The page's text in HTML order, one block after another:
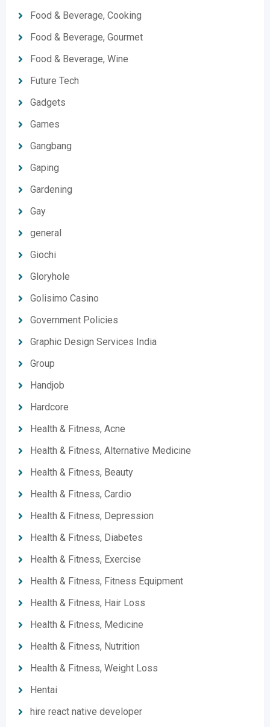
Food & Beverage, Cooking
Food & Beverage, Gourmet
Food & Beverage, Wine
Future Tech
Gadgets
Games
Gangbang
Gaping
Gardening
Gay
general
Giochi
Gloryhole
Golisimo Casino
Government Policies
Graphic Design Services India
Group
Handjob
Hardcore
Health & Fitness, Acne
Health & Fitness, Alternative Medicine
Health & Fitness, Beauty
Health & Fitness, Cardio
Health & Fitness, Depression
Health & Fitness, Diabetes
Health & Fitness, Exercise
Health & Fitness, Fitness Equipment
Health & Fitness, Hair Loss
Health & Fitness, Medicine
Health & Fitness, Nutrition
Health & Fitness, Weight Loss
Hentai
hire react native developer